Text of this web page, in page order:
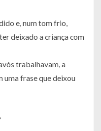
e, num tom frio,
deixado a criança com
trabalhavam, a
frase que deixou